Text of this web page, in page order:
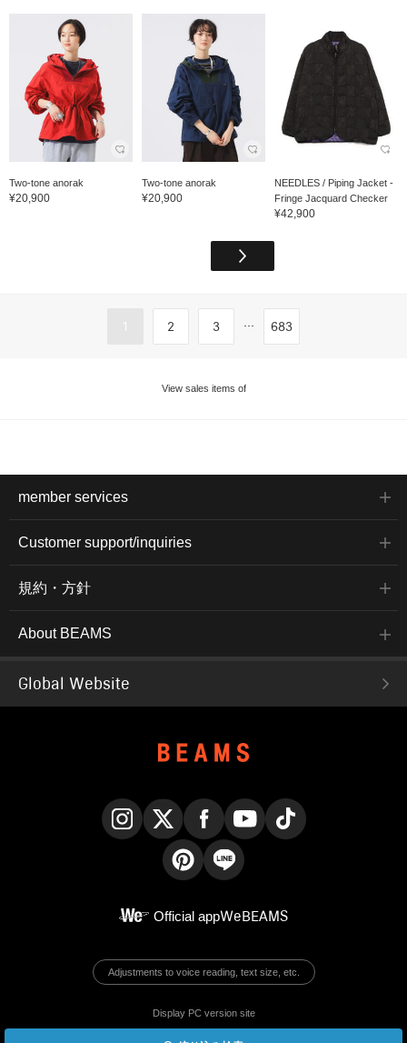
Two-tone anorak
¥20,900
Two-tone anorak
¥20,900
NEEDLES / Piping Jacket -
Fringe Jacquard Checker
¥42,900
1 2 3 ... 683
View sales items of
member services
Customer support/inquiries
規約・方針
About BEAMS
Global Website
Official appWeBEAMS
Adjustments to voice reading, text size, etc.
Display PC version site